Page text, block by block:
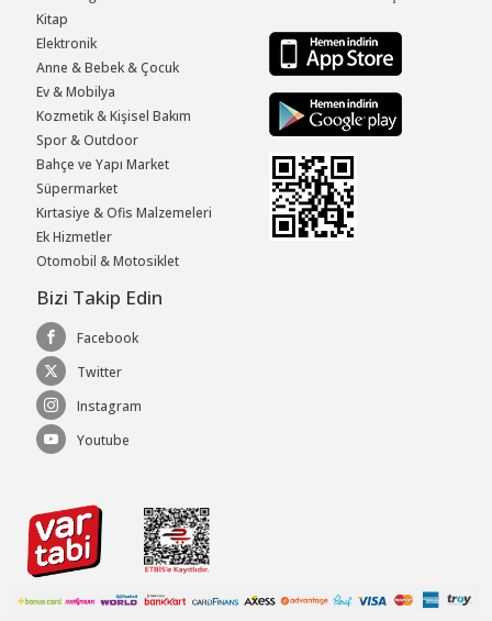
Kitap
Elektronik
Anne & Bebek & Çocuk
Ev & Mobilya
Kozmetik & Kişisel Bakım
Spor & Outdoor
Bahçe ve Yapı Market
Süpermarket
Kırtasiye & Ofis Malzemeleri
Ek Hizmetler
Otomobil & Motosiklet
Bizi Takip Edin
Facebook
Twitter
Instagram
Youtube